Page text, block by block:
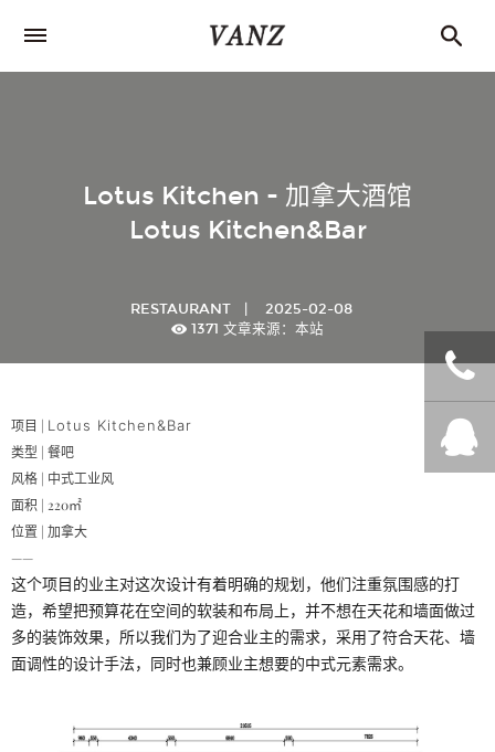
Lotus Kitchen - 加拿大酒馆
Lotus Kitchen&Bar
RESTAURANT| 2025-02-08
1371 文章来源：本站
项目 | Lotus Kitchen&Bar
类型 | 餐吧
风格 | 中式工业风
面积 | 220㎡
位置 | 加拿大
——
这个项目的业主对这次设计有着明确的规划，他们注重氛围感的打
造，希望把预算花在空间的软装和布局上，并不想在天花和墙面做过
多的装饰效果，所以我们为了迎合业主的需求，采用了符合天花、墙
面调性的设计手法，同时也兼顾业主想要的中式元素需求。
+86